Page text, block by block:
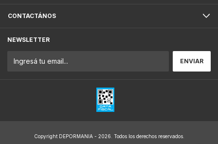
CONTACTÁNOS
NEWSLETTER
Copyright DEPORMANIA - 2026. Todos los derechos reservados.